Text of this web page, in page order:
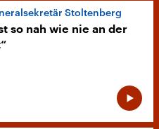
Stoltenberg
so nah wie nie an der